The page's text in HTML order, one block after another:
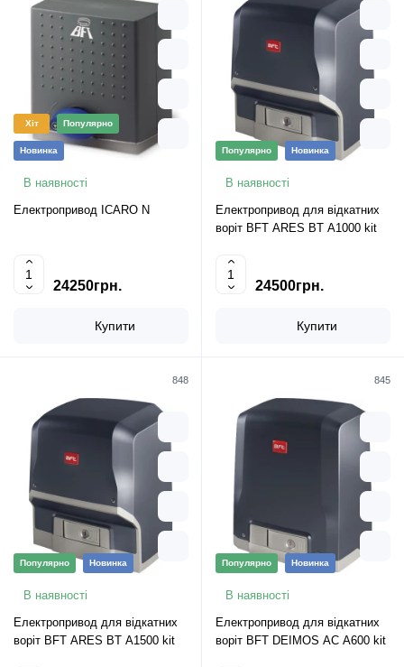
Хіт Популярно
Новинка
В наявності
Електропривод ICARO N
24250грн.
Купити
Популярно Новинка
В наявності
Електропривод для відкатних
воріт BFT ARES BT A1000 kit
24500грн.
Купити
848
Популярно Новинка
В наявності
Електропривод для відкатних
воріт BFT ARES BT A1500 kit
845
Популярно Новинка
В наявності
Електропривод для відкатних
воріт BFT DEIMOS AC A600 kit